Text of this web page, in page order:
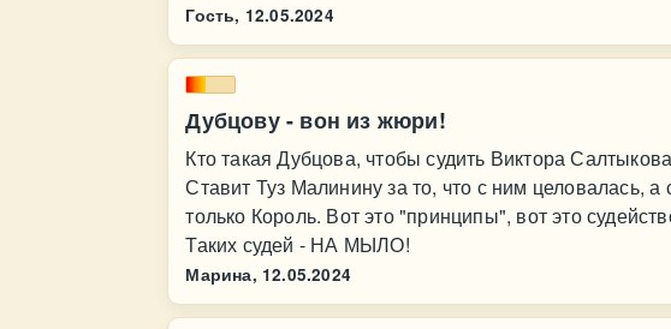
Гость, 12.05.2024
Дубцову - вон из жюри!
Кто такая Дубцова, чтобы судить Виктора
Ставит Туз Малинину за то, что с ним целовалась,
только Король. Вот это "принципы", вот это
Таких судей - НА МЫЛО!
Марина, 12.05.2024